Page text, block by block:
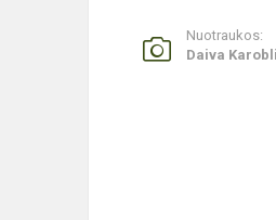
Nuotraukos:
Daiva